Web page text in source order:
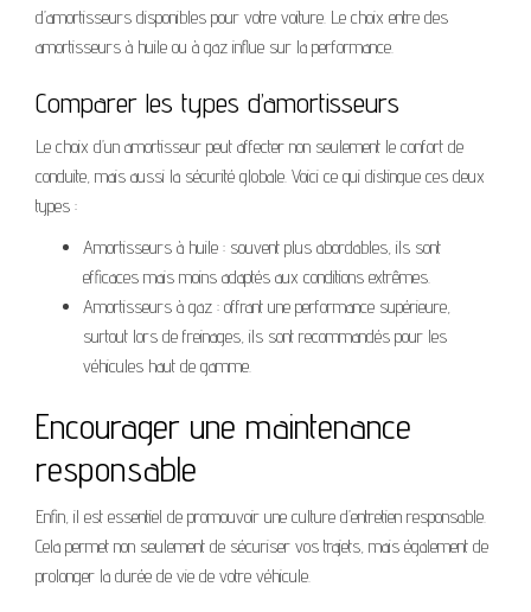
d’amortisseurs disponibles pour votre voiture. Le choix entre des
amortisseurs à huile ou à gaz influe sur la performance.
Comparer les types d’amortisseurs
Le choix d’un amortisseur peut affecter non seulement le confort de
conduite, mais aussi la sécurité globale. Voici ce qui distingue ces deux
types :
Amortisseurs à huile : souvent plus abordables, ils sont
efficaces mais moins adaptés aux conditions extrêmes.
Amortisseurs à gaz : offrant une performance supérieure,
surtout lors de freinages, ils sont recommandés pour les
véhicules haut de gamme.
Encourager une maintenance
responsable
Enfin, il est essentiel de promouvoir une culture d’entretien responsable.
Cela permet non seulement de sécuriser vos trajets, mais également de
prolonger la durée de vie de votre véhicule.